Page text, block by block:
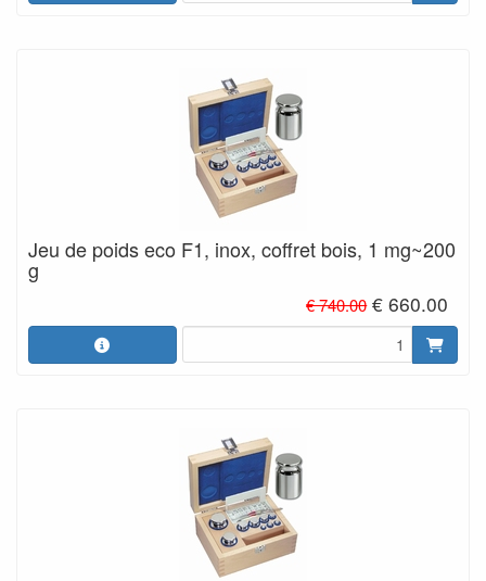
Jeu de poids eco F1, inox, coffret bois, 1 mg~200
g
€ 740.00 € 660.00